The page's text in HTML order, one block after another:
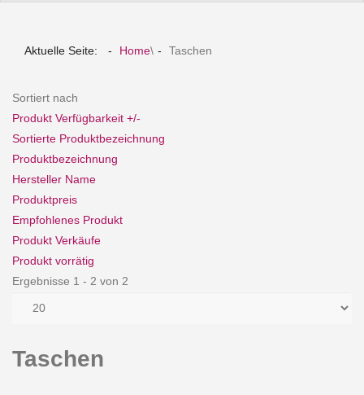
Aktuelle Seite: Home\ Taschen
Sortiert nach
Produkt Verfügbarkeit +/-
Sortierte Produktbezeichnung
Produktbezeichnung
Hersteller Name
Produktpreis
Empfohlenes Produkt
Produkt Verkäufe
Produkt vorrätig
Ergebnisse 1 - 2 von 2
Taschen